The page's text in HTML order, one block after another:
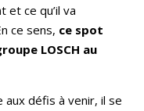
et ce qu’il va
ce sens, ce spot
LOSCH au
défis à venir, il se